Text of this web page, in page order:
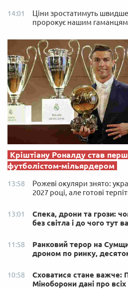
14:01
Ціни зростатимуть
пророкує нашим
Кріштіану Роналду став
футболістом-мільярдером
13:58
Рожеві окуляри знято:
2027 році, але готові
13:01
Спека, дрони та грози:
без світла і до чого тут
11:58
Ранковий терор на
дроном по ринку,
10:58
Сховатися стане важче:
Міноборони дані про